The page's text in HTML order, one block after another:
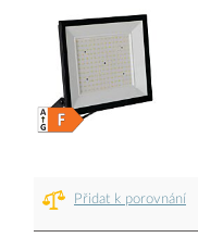
Přidat k porovnání